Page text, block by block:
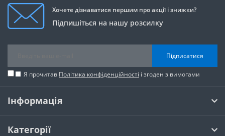
Хочете дізнаватися першим про акції і знижки?
Підпишіться на нашу розсилку
Підписатися
Я прочитав Політика конфіденційності і згоден з вимогами
Інформація
Категорії